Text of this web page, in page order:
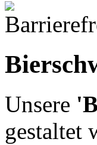
Unsere
gestaltet